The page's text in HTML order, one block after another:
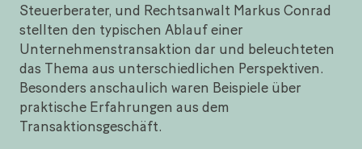
Steuerberater, und Rechtsanwalt Markus Conrad
stellten den typischen Ablauf einer
Unternehmenstransaktion dar und beleuchteten
das Thema aus unterschiedlichen Perspektiven.
Besonders anschaulich waren Beispiele über
praktische Erfahrungen aus dem
Transaktionsgeschäft.